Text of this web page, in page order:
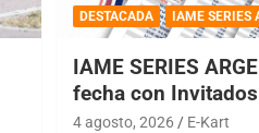
DESTACADA IAME SERIES
IAME SERIES
fecha con Invitados
4 agosto, 2026 E-Kart